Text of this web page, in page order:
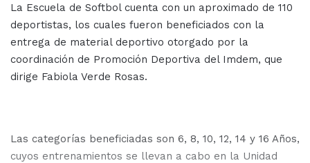
La Escuela de Softbol cuenta con un aproximado de 110
deportistas, los cuales fueron beneficiados con la
entrega de material deportivo otorgado por la
coordinación de Promoción Deportiva del Imdem, que
dirige Fabiola Verde Rosas.
Las categorías beneficiadas son 6, 8, 10, 12, 14 y 16 Años,
cuyos entrenamientos se llevan a cabo en la Unidad